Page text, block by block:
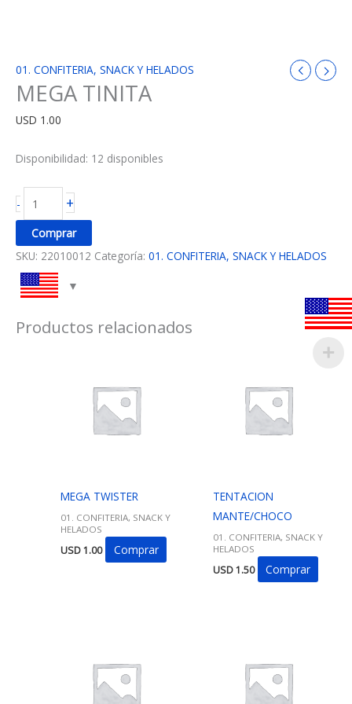
01. CONFITERIA, SNACK Y HELADOS
MEGA TINITA
USD 1.00
Disponibilidad: 12 disponibles
- +
Comprar
SKU: 22010012 Categoría: 01. CONFITERIA, SNACK Y HELADOS
Productos relacionados
MEGA TWISTER
01. CONFITERIA, SNACK Y
HELADOS
USD1.00 Comprar
TENTACION
MANTE/CHOCO
01. CONFITERIA, SNACK Y
HELADOS
USD1.50 Comprar